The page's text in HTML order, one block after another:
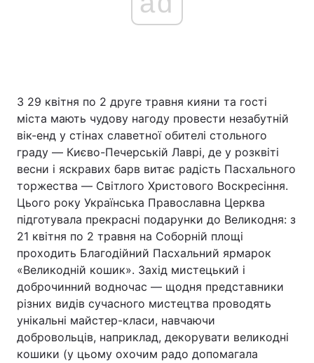
Економіка Світ
Спорт Наука
Техно і зв'язок Лайт
Зброя Інциденти
Цікавинки Погода
Екологія Регіони
Лонгріди
З 29 квітня по 2 друге травня кияни та гості
міста мають чудову нагоду провести незабутній
вік-енд у стінах славетної обителі стольного
граду ― Києво-Печерській Лаврі, де у розквіті
весни і яскравих барв витає радість Пасхального
торжества ― Світлого Христового Воскресіння.
Цього року Українська Православна Церква
підготувала прекрасні подарунки до Великодня: з
21 квітня по 2 травня на Соборній площі
проходить Благодійний Пасхальний ярмарок
«Великодній кошик». Захід мистецький і
доброчинний водночас ― щодня представники
різних видів сучасного мистецтва проводять
унікальні майстер-класи, навчаючи
добровольців, наприклад, декорувати великодні
кошики (у цьому охочим радо допомагала